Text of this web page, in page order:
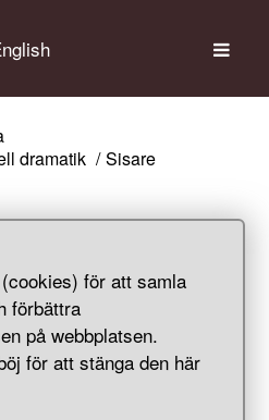
för att samla
förbättra
på webbplatsen.
för att stänga den här
dramatik
Sisare
skadad av gravbålets
avbrutna. Den verkar ha
av silver och
från Klinta, Köpings socken,